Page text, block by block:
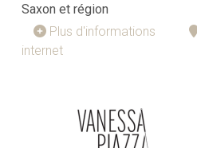
Saxon et région
Plus d'informations
internet